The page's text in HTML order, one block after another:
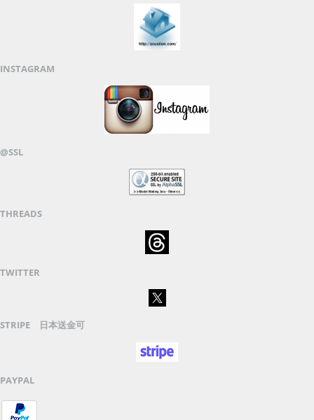
INSTAGRAM
@SSL
THREADS
TWITTER
STRIPE 日本送金可
PAYPAL